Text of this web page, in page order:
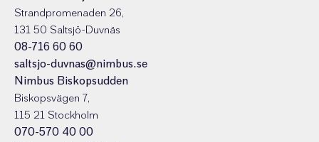
Strandpromenaden 26,
131 50 Saltsjö-Duvnäs
08-716 60 60
saltsjo-duvnas@nimbus.se
Nimbus Biskopsudden
Biskopsvägen 7,
115 21 Stockholm
070-570 40 00